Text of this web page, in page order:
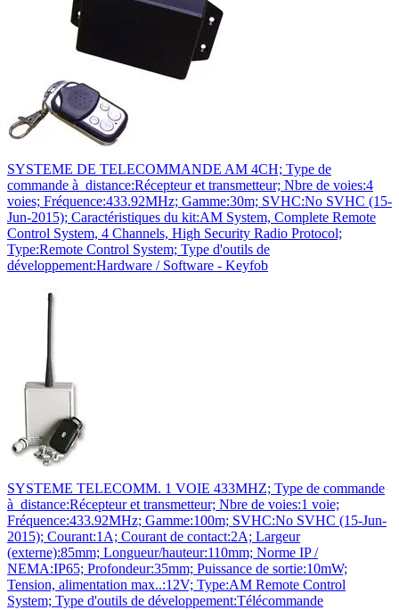
SYSTEME DE TELECOMMANDE AM 4CH; Type de
commande à distance:Récepteur et transmetteur; Nbre de voies:4
voies; Fréquence:433.92MHz; Gamme:30m; SVHC:No SVHC (15-
Jun-2015); Caractéristiques du kit:AM System, Complete Remote
Control System, 4 Channels, High Security Radio Protocol;
Type:Remote Control System; Type d'outils de
développement:Hardware / Software - Keyfob
SYSTEME TELECOMM. 1 VOIE 433MHZ; Type de commande
à distance:Récepteur et transmetteur; Nbre de voies:1 voie;
Fréquence:433.92MHz; Gamme:100m; SVHC:No SVHC (15-Jun-
2015); Courant:1A; Courant de contact:2A; Largeur
(externe):85mm; Longueur/hauteur:110mm; Norme IP /
NEMA:IP65; Profondeur:35mm; Puissance de sortie:10mW;
Tension, alimentation max..:12V; Type:AM Remote Control
System; Type d'outils de développement:Télécommande